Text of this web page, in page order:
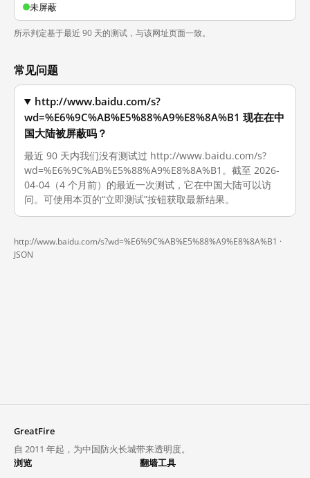
未屏蔽
所示判定基于最近 90 天的测试，与该网址页面一致。
常见问题
http://www.baidu.com/s?
wd=%E6%9C%AB%E5%88%A9%E8%8A%B1 现在在中
国大陆被屏蔽吗？
最近 90 天内我们没有测试过 http://www.baidu.com/s?
wd=%E6%9C%AB%E5%88%A9%E8%8A%B1。截至 2026-
04-04（4 个月前）的最近一次测试，它在中国大陆可以访
问。可使用本页的“立即测试”按钮获取最新结果。
http://www.baidu.com/s?wd=%E6%9C%AB%E5%88%A9%E8%8A%B1 ·
JSON
GreatFire
自 2011 年起，为中国防火长城带来透明度。
浏览
翻墙工具